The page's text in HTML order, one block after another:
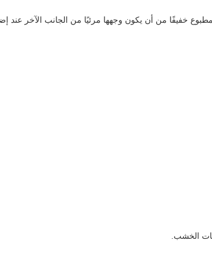
خفيفًا من أن يكون وجهها مرئيًا من الجانب الآخر عند